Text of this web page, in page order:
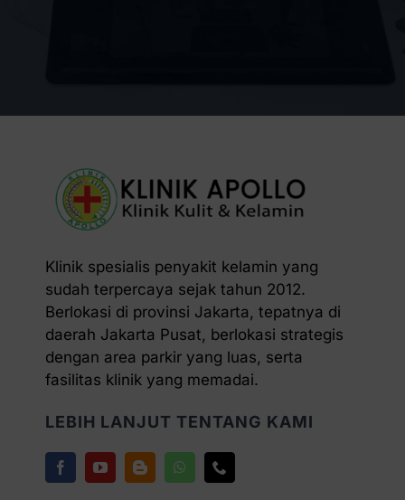
Klinik spesialis penyakit kelamin yang
sudah terpercaya sejak tahun 2012.
Berlokasi di provinsi Jakarta, tepatnya di
daerah Jakarta Pusat, berlokasi strategis
dengan area parkir yang luas, serta
fasilitas klinik yang memadai.
LEBIH LANJUT TENTANG KAMI